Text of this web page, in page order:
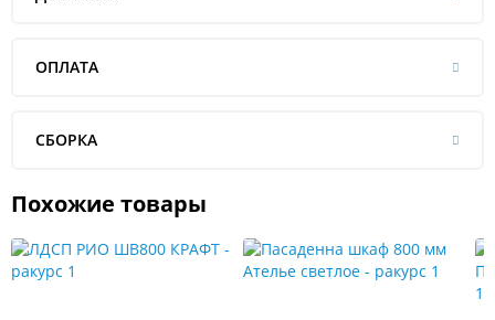
ОПЛАТА
СБОРКА
Похожие товары